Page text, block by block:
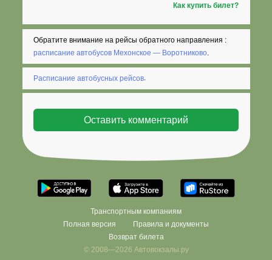
Как купить билет?
Обратите внимание на рейсы обратного направления :
расписание автобусов Мехонское — Воротниково
Расписание автобусных рейсов.
Транспортным компаниям
Полная версия
Правила и документы
Возврат билета
© 2008—2026 Автовокзалы.ру